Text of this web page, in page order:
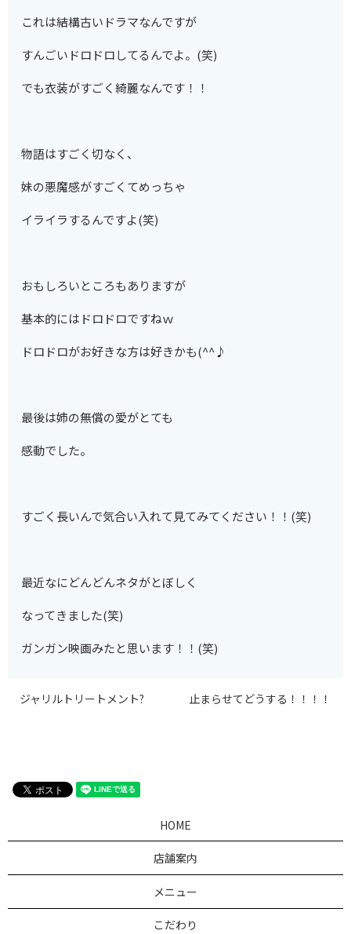
これは結構古いドラマなんですが
すんごいドロドロしてるんでよ。(笑)
でも衣装がすごく綺麗なんです！！
物語はすごく切なく、
妹の悪魔感がすごくてめっちゃ
イライラするんですよ(笑)
おもしろいところもありますが
基本的にはドロドロですねｗ
ドロドロがお好きな方は好きかも(^^♪
最後は姉の無償の愛がとても
感動でした。
すごく長いんで気合い入れて見てみてください！！(笑)
最近なにどんどんネタがとぼしく
なってきました(笑)
ガンガン映画みたと思います！！(笑)
ジャリルトリートメント? 止まらせてどうする！！！！
HOME
店舗案内
メニュー
こだわり